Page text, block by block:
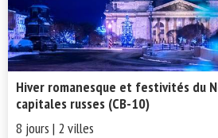
Hiver romanesque et festivités du
capitales russes (CB-10)
8 jours | 2 villes